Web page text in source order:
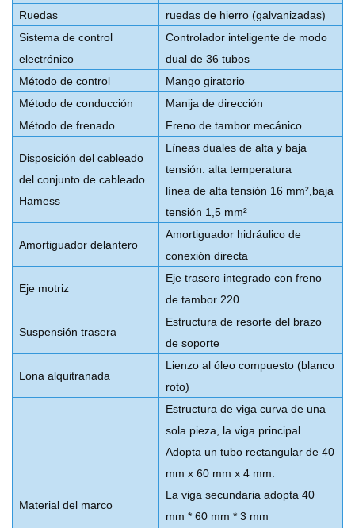
Ruedas
ruedas de hierro (galvanizadas)
Sistema de control
electrónico
Controlador inteligente de modo
dual de 36 tubos
Método de control
Mango giratorio
Método de conducción
Manija de dirección
Método de frenado
Freno de tambor mecánico
Disposición del cableado
del conjunto de cableado
Hamess
Líneas duales de alta y baja
tensión: alta temperatura
línea de alta tensión 16 mm² baja
tensión 1,5 mm²
Amortiguador delantero
Amortiguador hidráulico de
conexión directa
Eje motriz
Eje trasero integrado con freno
de tambor 220
Suspensión trasera
Estructura de resorte del brazo
de soporte
Lona alquitranada
Lienzo al óleo compuesto (blanco
roto)
Material del marco
Estructura de viga curva de una
sola pieza, la viga principal
Adopta un tubo rectangular de 40
mm x 60 mm x 4 mm.
La viga secundaria adopta 40
mm * 60 mm * 3 mm